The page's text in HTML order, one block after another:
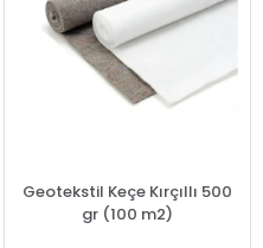
Geotekstil Keçe Kırçıllı 500
gr (100 m2)